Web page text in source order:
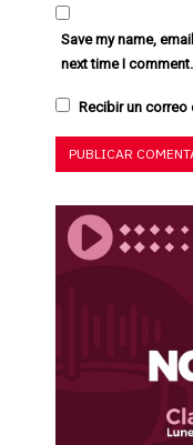
Save my name,
next time I comment.
Recibir un